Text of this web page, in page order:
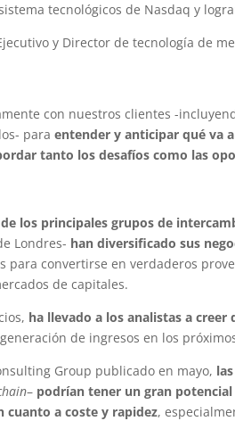
tecnológicos de Nasdaq y
y Director de tecnología de
con nuestros clientes -
paraentender y anticipar qué va
tanto los desafíos como las
los principales grupos de
Londres- han diversificado sus
para convertirse en verdaderos
de capitales.
ha llevado a los analistas a
de ingresos en los
Group publicado en mayo,
– podrían tener un gran
a coste y rapidez,